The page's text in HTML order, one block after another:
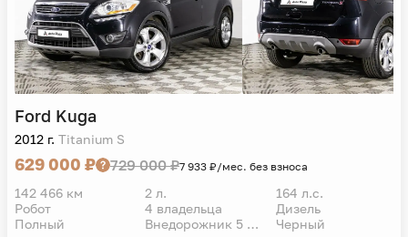
Ford Kuga
2012 г. Titanium S
629 000 ₽ 729 000 ₽7 933 ₽/мес. без взноса
142 466 км 2 л.
164 л.с.
Робот
4 владельца
Дизель
Полный
Внедорожник 5 дв. Черный